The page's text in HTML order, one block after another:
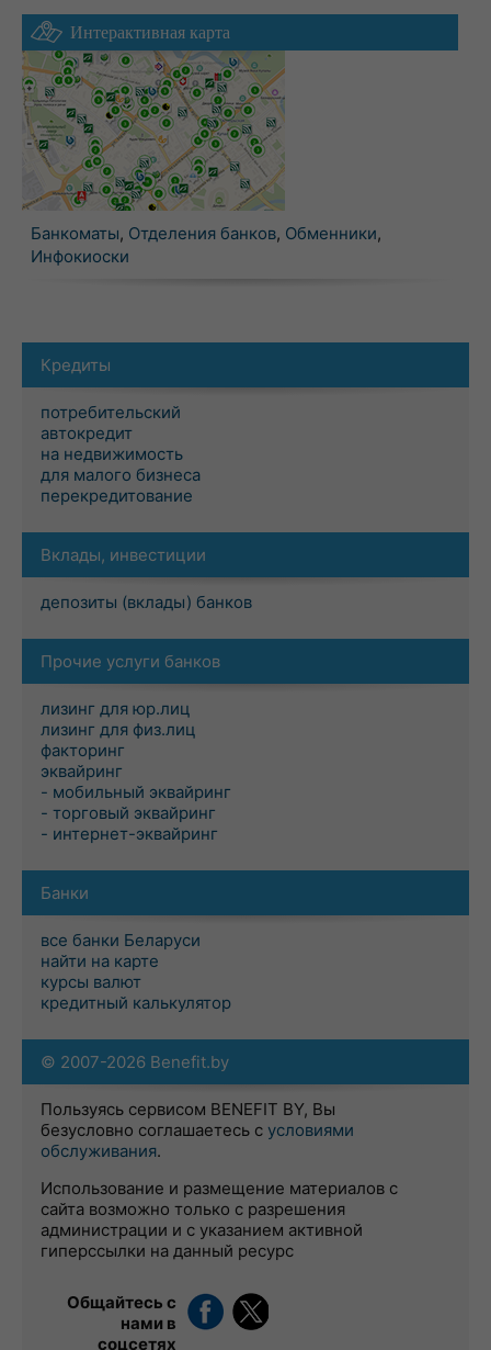
Интерактивная карта
Банкоматы, Отделения банков, Обменники,
Инфокиоски
Кредиты
потребительский
автокредит
на недвижимость
для малого бизнеса
перекредитование
Вклады, инвестиции
депозиты (вклады) банков
Прочие услуги банков
лизинг для юр.лиц
лизинг для физ.лиц
факторинг
эквайринг
- мобильный эквайринг
- торговый эквайринг
- интернет-эквайринг
Банки
все банки Беларуси
найти на карте
курсы валют
кредитный калькулятор
© 2007-2026 Benefit.by
Пользуясь сервисом BENEFIT BY, Вы
безусловно соглашаетесь с условиями
обслуживания.
Использование и размещение материалов с
сайта возможно только с разрешения
администрации и с указанием активной
гиперссылки на данный ресурс
Общайтесь с
нами в
соцсетях